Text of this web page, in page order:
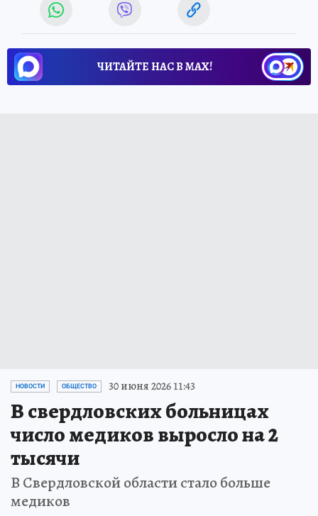
ЧИТАЙТЕ НАС В МАХ!
НОВОСТИ ОБЩЕСТВО 30 июня 2026 11:43
В свердловских больницах
число медиков выросло на 2
тысячи
В Свердловской области стало больше
медиков